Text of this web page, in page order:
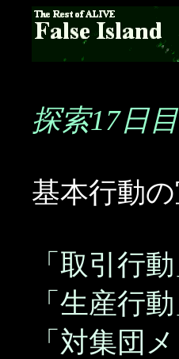
探索17日目
基本行動
「取引行
「生産行
「対集団